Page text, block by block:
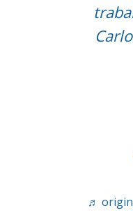
♬